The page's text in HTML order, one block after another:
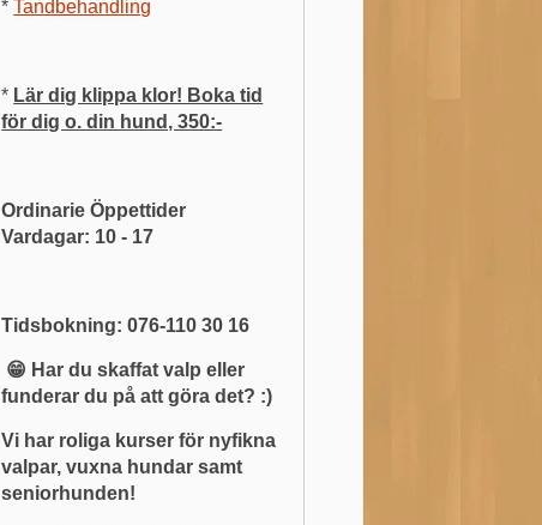
*Tandbehandling
* Lär dig klippa klor! Boka tid
för dig o. din hund, 350:-
Ordinarie Öppettider
Vardagar: 10 - 17
Tidsbokning: 076-110 30 16
😁 Har du skaffat valp eller
funderar du på att göra det? :)
Vi har roliga kurser för nyfikna
valpar, vuxna hundar samt
seniorhunden!